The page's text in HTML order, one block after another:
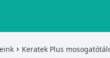
Keratek Plus